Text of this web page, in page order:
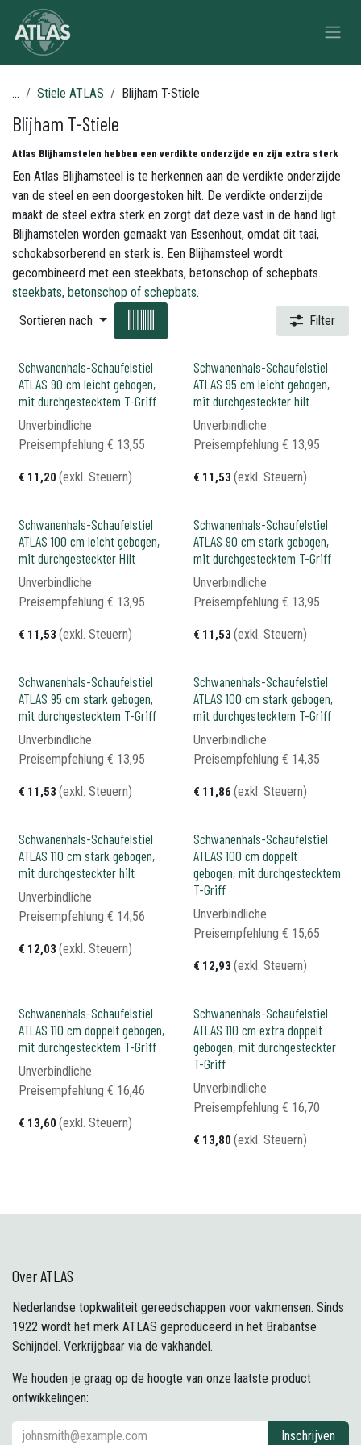
Zum Inhalt springen
... Stiele ATLAS Blijham T-Stiele
Blijham T-Stiele
Atlas Blijhamstelen hebben een verdikte onderzijde en zijn extra sterk
Een Atlas Blijhamsteel is te herkennen aan de verdikte onderzijde
van de steel en een doorgestoken hilt. De verdikte onderzijde
maakt de steel extra sterk en zorgt dat deze vast in de hand ligt.
Blijhamstelen worden gemaakt van Essenhout, omdat dit taai,
schokabsorberend en sterk is. Een Blijhamsteel wordt
gecombineerd met een steekbats, betonschop of schepbats.
steekbats, betonschop of schepbats.
Sortieren nach
Filter
Schwanenhals-Schaufelstiel
ATLAS 90 cm leicht gebogen,
mit durchgestecktem T-Griff
€ 11,20 (exkl. Steuern)
Unverbindliche
Preisempfehlung​ € 13,55
Schwanenhals-Schaufelstiel
ATLAS 95 cm leicht gebogen,
mit durchgesteckter hilt
€ 11,53 (exkl. Steuern)
Unverbindliche
Preisempfehlung​ € 13,95
Schwanenhals-Schaufelstiel
ATLAS 100 cm leicht gebogen,
mit durchgesteckter Hilt
€ 11,53 (exkl. Steuern)
Unverbindliche
Preisempfehlung​ € 13,95
Schwanenhals-Schaufelstiel
ATLAS 90 cm stark gebogen,
mit durchgestecktem T-Griff
€ 11,53 (exkl. Steuern)
Unverbindliche
Preisempfehlung​ € 13,95
Schwanenhals-Schaufelstiel
ATLAS 95 cm stark gebogen,
mit durchgestecktem T-Griff
€ 11,53 (exkl. Steuern)
Unverbindliche
Preisempfehlung​ € 13,95
Schwanenhals-Schaufelstiel
ATLAS 100 cm stark gebogen,
mit durchgestecktem T-Griff
€ 11,86 (exkl. Steuern)
Unverbindliche
Preisempfehlung​ € 14,35
Schwanenhals-Schaufelstiel
ATLAS 110 cm stark gebogen,
mit durchgesteckter hilt
€ 12,03 (exkl. Steuern)
Unverbindliche
Preisempfehlung​ € 14,56
Schwanenhals-Schaufelstiel
ATLAS 100 cm doppelt
gebogen, mit durchgestecktem
T-Griff
€ 12,93 (exkl. Steuern)
Unverbindliche
Preisempfehlung​ € 15,65
Schwanenhals-Schaufelstiel
ATLAS 110 cm doppelt gebogen,
mit durchgestecktem T-Griff
€ 13,60 (exkl. Steuern)
Unverbindliche
Preisempfehlung​ € 16,46
Schwanenhals-Schaufelstiel
ATLAS 110 cm extra doppelt
gebogen, mit durchgesteckter
T-Griff
€ 13,80 (exkl. Steuern)
Unverbindliche
Preisempfehlung​ € 16,70
Over ATLAS
Nederlandse topkwaliteit gereedschappen voor vakmensen. Sinds
1922 wordt het merk ATLAS geproduceerd in het Brabantse
Schijndel. Verkrijgbaar via de vakhandel.
We houden je graag op de hoogte van onze laatste product
ontwikkelingen:
Inschrijven